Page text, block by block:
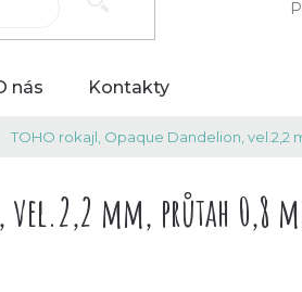
nás Kontakty
TOHO rokajl, Opaque Dandelion, vel.2,2
vel.2,2 mm, průtah 0,8